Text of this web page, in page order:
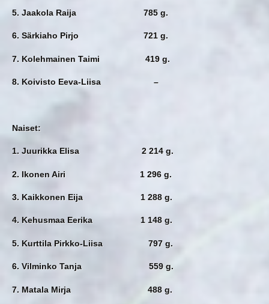
5. Jaakola Raija 785 g.
6. Särkiaho Pirjo 721 g.
7. Kolehmainen Taimi 419 g.
8. Koivisto Eeva-Liisa –
Naiset:
1. Juurikka Elisa 2 214 g.
2. Ikonen Airi 1 296 g.
3. Kaikkonen Eija 1 288 g.
4. Kehusmaa Eerika 1 148 g.
5. Kurttila Pirkko-Liisa 797 g.
6. Vilminko Tanja 559 g.
7. Matala Mirja 488 g.